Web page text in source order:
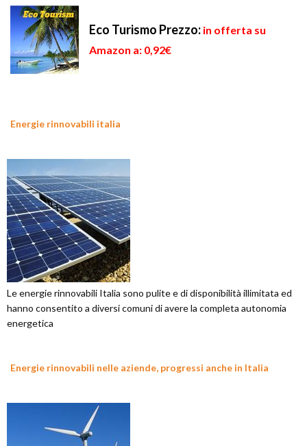
Eco Turismo Prezzo: in offerta su
Amazon a: 0,92€
Energie rinnovabili italia
Le energie rinnovabili Italia sono pulite e di disponibilità illimitata ed
hanno consentito a diversi comuni di avere la completa autonomia
energetica
Energie rinnovabili nelle aziende, progressi anche in Italia